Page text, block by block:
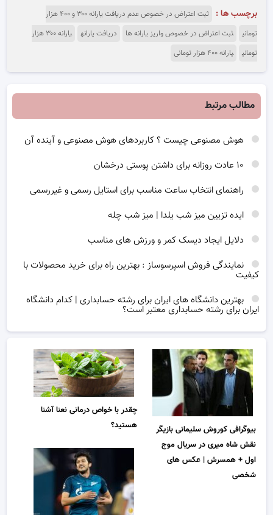
برچسب ها :
ثبت اعتراض در خصوص عدم دریافت یارانه ۳۰۰ و ۴۰۰ هزار
تومانی
ثبت اعتراض در خصوص واریز یارانه ها دریافت یارانه
یارانه ۳۰۰ هزار
تومانی
یارانه ۴۰۰ هزار تومانی
مطالب مرتبط
هوش مصنوعی چیست ؟ کاربردهای هوش مصنوعی و آینده آن
راهنمای انتخاب ساعت مناسب برای استایل رسمی و غیررسمی
ایده تزیین میز شب یلدا | میز شب چله
دلایل ایجاد دیسک کمر و ورزش های مناسب
نمایندگی فروش اسپرسوساز : بهترین راه برای خرید محصولات با
کیفیت
بهترین دانشگاه های ایران برای رشته حسابداری | کدام دانشگاه
ایران برای رشته حسابداری معتبر است؟
بیوگرافی کوروش سلیمانی بازیگر
نقش شاه میری در سریال موج
اول + همسرش | عکس های
شخصی
چقدر با خواص درمانی نعنا آشنا
هستید؟